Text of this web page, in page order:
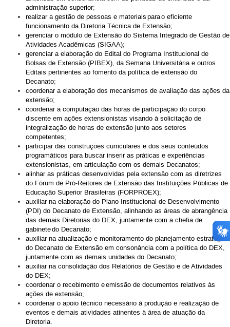
administração superior;
realizar a gestão de pessoas e materiais para o eficiente
funcionamento da Diretoria Técnica de Extensão;
gerenciar o módulo de Extensão do Sistema Integrado de Gestão de
Atividades Acadêmicas (SIGAA);
gerenciar a elaboração do Edital do Programa Institucional de
Bolsas de Extensão (PIBEX), da Semana Universitária e outros
Editais pertinentes ao fomento da política de extensão do
Decanato;
coordenar a elaboração dos mecanismos de avaliação das ações da
extensão;
coordenar a computação das horas de participação do corpo
discente em ações extensionistas visando à solicitação de
integralização de horas de extensão junto aos setores
competentes;
participar das construções curriculares e dos seus conteúdos
programáticos para buscar inserir as práticas e experiências
extensionistas, em articulação com os demais Decanatos;
alinhar as práticas desenvolvidas pela extensão com as diretrizes
do Fórum de Pró-Reitores de Extensão das Instituições Públicas de
Educação Superior Brasileiras (FORPROEX);
auxiliar na elaboração do Plano Institucional de Desenvolvimento
(PDI) do Decanato de Extensão, alinhando as áreas de abrangência
das demais Diretorias do DEX, juntamente com a chefia de
gabinete do Decanato;
auxiliar na atualização e monitoramento do planejamento estratégico
do Decanato de Extensão em consonância com a política do DEX,
juntamente com as demais unidades do Decanato;
auxiliar na consolidação dos Relatórios de Gestão e de Atividades
do DEX;
coordenar o recebimento e emissão de documentos relativos às
ações de extensão;
coordenar o apoio técnico necessário à produção e realização de
eventos e demais atividades atinentes à área de atuação da
Diretoria.